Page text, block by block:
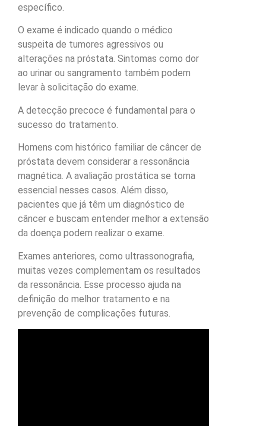
específico.
O exame é indicado quando o médico
suspeita de tumores agressivos ou
alterações na próstata. Sintomas como dor
ao urinar ou sangramento também podem
levar à solicitação do exame.
A detecção precoce é fundamental para o
sucesso do tratamento.
Homens com histórico familiar de câncer de
próstata devem considerar a ressonância
magnética. A avaliação prostática se torna
essencial nesses casos. Além disso,
pacientes que já têm um diagnóstico de
câncer e buscam entender melhor a extensão
da doença podem realizar o exame.
Exames anteriores, como ultrassonografia,
muitas vezes complementam os resultados
da ressonância. Esse processo ajuda na
definição do melhor tratamento e na
prevenção de complicações futuras.